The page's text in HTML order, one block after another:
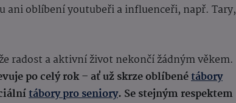
ani oblíbení youtubeři a influenceři, např. Tary,
radost a aktivní život nekončí žádným věkem.
po celý rok – ať už skrze oblíbenétábory
tábory pro seniory. Se stejným respektem